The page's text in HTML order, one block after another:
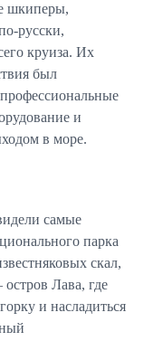
шкиперы,
русски,
круиза. Их
был
и
в море.
самые
парка
скал,
Лава, где
и насладиться